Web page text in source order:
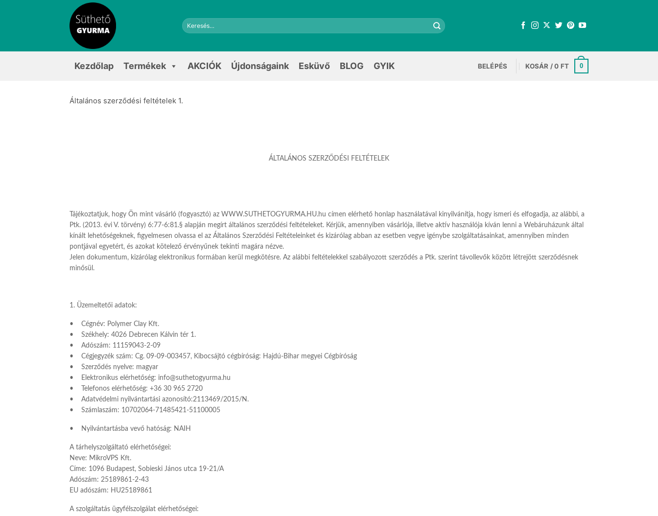
Keresés
a
Kezdőlap Termékek AKCIÓK Újdonságaink Esküvő BLOG GYIK BELÉPÉS KOSÁR /0 FT 0
Általános szerződési feltételek 1.
ÁLTALÁNOS SZERZŐDÉSI FELTÉTELEK
Tájékoztatjuk, hogy Ön mint vásárló (fogyasztó) az WWW.SUTHETOGYURMA.HU.hu címen elérhető honlap használatával kinyilvánítja, hogy ismeri és elfogadja, az alábbi, a
Ptk. (2013. évi V. törvény) 6:77-6:81.§ alapján megírt általános szerződési feltételeket. Kérjük, amennyiben vásárlója, illetve aktív használója kíván lenni a Webáruházunk által
kínált lehetőségeknek, figyelmesen olvassa el az Általános Szerződési Feltételeinket és kizárólag abban az esetben vegye igénybe szolgáltatásainkat, amennyiben minden
pontjával egyetért, és azokat kötelező érvényűnek tekinti magára nézve.
Jelen dokumentum, kizárólag elektronikus formában kerül megkötésre. Az alábbi feltételekkel szabályozott szerződés a Ptk. szerint távollevők között létrejött szerződésnek
minősül.
1. Üzemeltetői adatok:
• Cégnév: Polymer Clay Kft.
• Székhely: 4026 Debrecen Kálvin tér 1.
• Adószám: 11159043-2-09
• Cégjegyzék szám: Cg. 09-09-003457, Kibocsájtó cégbíróság: Hajdú-Bihar megyei Cégbíróság
• Szerződés nyelve: magyar
• Elektronikus elérhetőség: info@suthetogyurma.hu
• Telefonos elérhetőség: +36 30 965 2720
• Adatvédelmi nyilvántartási azonosító:2113469/2015/N.
• Számlaszám: 10702064-71485421-51100005
• Nyilvántartásba vevő hatóság: NAIH
A tárhelyszolgáltató elérhetőségei:
Neve: MikroVPS Kft.
Címe: 1096 Budapest, Sobieski János utca 19-21/A
Adószám: 25189861-2-43
EU adószám: HU25189861
A szolgáltatás ügyfélszolgálat elérhetőségei: